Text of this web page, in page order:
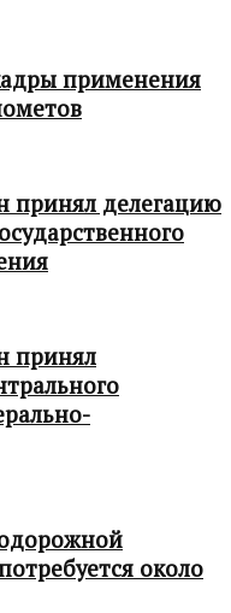
применения
принял делегацию
принял
около